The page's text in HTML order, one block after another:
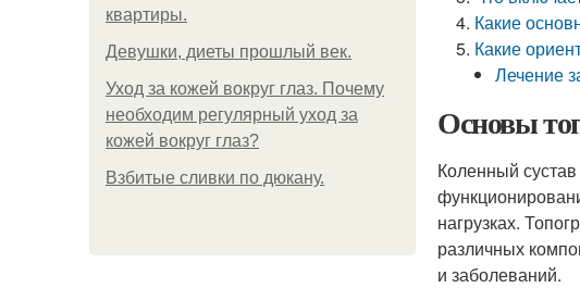
квартиры.
Девушки, диеты прошлый век.
Уход за кожей вокруг глаз. Почему
необходим регулярный уход за
кожей вокруг глаз?
Взбитые сливки по дюкану.
Какие
Какие
Лечение
Основы
Коленный
нагрузках.
различных
и заболеваний.